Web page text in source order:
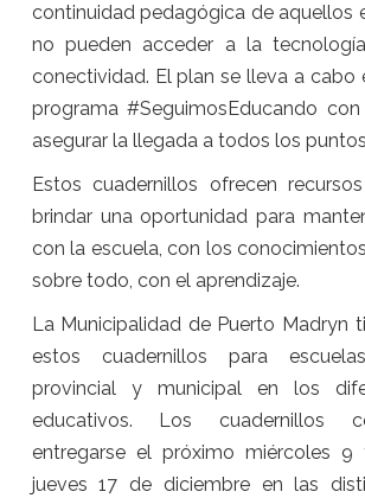
continuidad pedagógica de aquellos
no pueden acceder a la
conectividad. El plan se lleva a cabo
programa #SeguimosEducando
asegurar la llegada a todos los
Estos cuadernillos ofrecen
brindar una oportunidad para
con la escuela, con los
sobre todo, con el aprendizaje.
La Municipalidad de Puerto Madryn
estos cuadernillos para
provincial y municipal en los
educativos. Los cuadernillos
entregarse el próximo miércoles 9
jueves 17 de diciembre en las